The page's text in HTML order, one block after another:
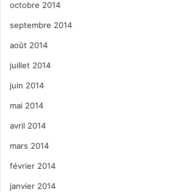
octobre 2014
septembre 2014
août 2014
juillet 2014
juin 2014
mai 2014
avril 2014
mars 2014
février 2014
janvier 2014